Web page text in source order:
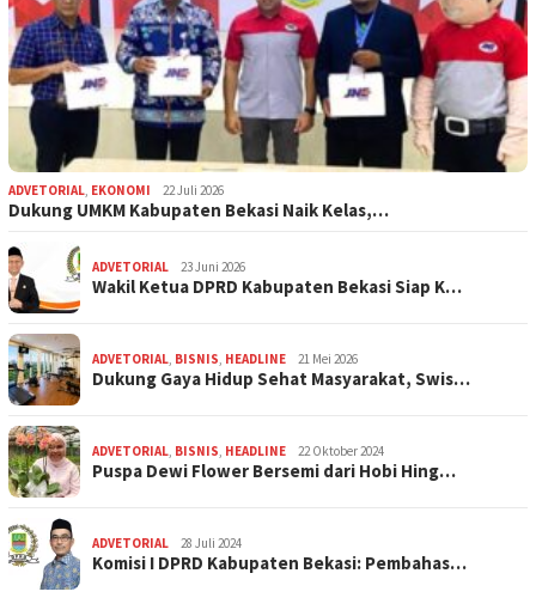
ADVETORIAL, EKONOMI 22 Juli 2026
Dukung UMKM Kabupaten Bekasi Naik Kelas,…
ADVETORIAL 23 Juni 2026
Wakil Ketua DPRD Kabupaten Bekasi Siap K…
ADVETORIAL, BISNIS, HEADLINE 21 Mei 2026
Dukung Gaya Hidup Sehat Masyarakat, Swis…
ADVETORIAL, BISNIS, HEADLINE 22 Oktober 2024
Puspa Dewi Flower Bersemi dari Hobi Hing…
ADVETORIAL 28 Juli 2024
Komisi I DPRD Kabupaten Bekasi: Pembahas…